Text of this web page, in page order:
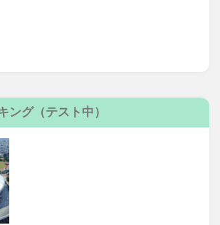
ング（テスト中）